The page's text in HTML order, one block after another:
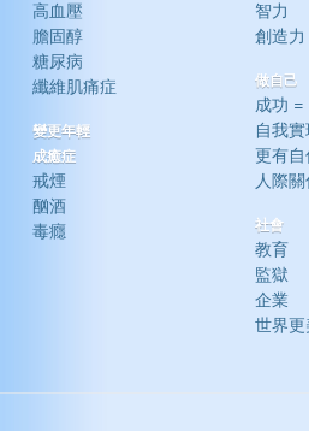
高血壓
膽固醇
糖尿病
纖維肌痛症
變更年輕
成癒症
戒煙
酗酒
毒癮
智力
創造力
做自己
成功 =
自我實
更有自
人際
社會
教育
監獄
企業
世界更